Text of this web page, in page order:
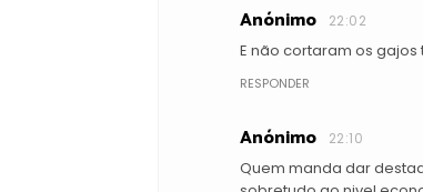
Anónimo 22:02
E não cortaram os
RESPONDER
Anónimo 22:10
Quem manda dar